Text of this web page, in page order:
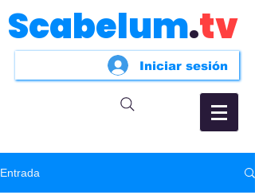
Scabelum.tv
Iniciar sesión
Entrada